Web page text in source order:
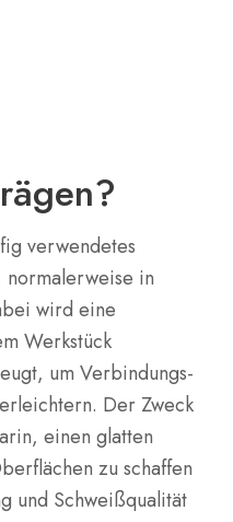
verwendetes
in
wird eine
Werkstück
um Verbindungs-
Der Zweck
einen glatten
zu schaffen
und Schweißqualität